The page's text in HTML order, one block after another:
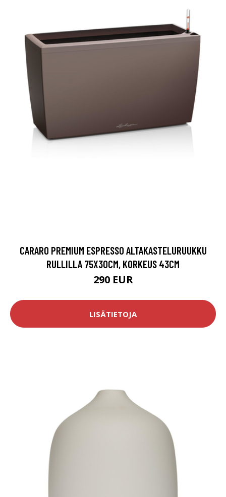
CARARO PREMIUM ESPRESSO ALTAKASTELURUUKKU
RULLILLA 75X30CM, KORKEUS 43CM
290 EUR
LISÄTIETOJA